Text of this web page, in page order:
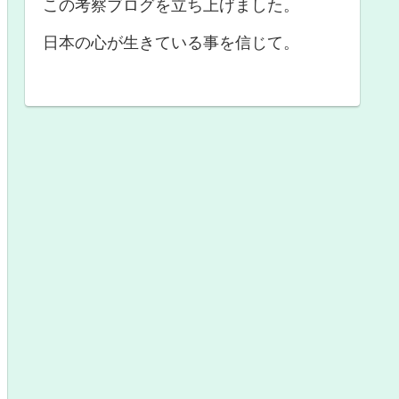
この考察ブログを立ち上げました。
日本の心が生きている事を信じて。